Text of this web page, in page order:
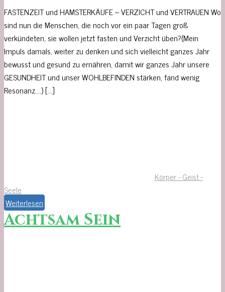
FASTENZEIT und HAMSTERKÄUFE – VERZICHT und VERTRAUEN Wo
sind nun die Menschen, die noch vor ein paar Tagen groß
verkündeten, sie wollen jetzt fasten und Verzicht üben?(Mein
Impuls damals, weiter zu denken und sich vielleicht ganzes Jahr
bewusst und gesund zu ernähren, damit wir ganzes Jahr unsere
GESUNDHEIT und unser WOHLBEFINDEN stärken, fand wenig
Resonanz….) […]
Körper - Geist -
Seele
Weiterlesen
Achtsam Sein